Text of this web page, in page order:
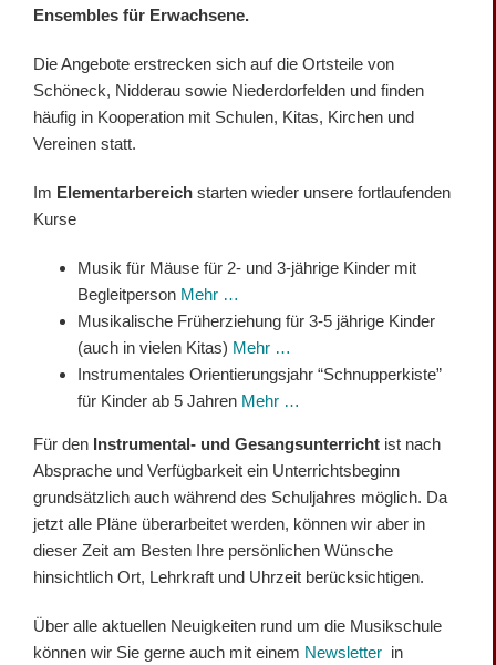
Ensembles für Erwachsene.
Die Angebote erstrecken sich auf die Ortsteile von
Schöneck, Nidderau sowie Niederdorfelden und finden
häufig in Kooperation mit Schulen, Kitas, Kirchen und
Vereinen statt.
Im Elementarbereich starten wieder unsere fortlaufenden
Kurse
Musik für Mäuse für 2- und 3-jährige Kinder mit
Begleitperson Mehr …
Musikalische Früherziehung für 3-5 jährige Kinder
(auch in vielen Kitas) Mehr …
Instrumentales Orientierungsjahr “Schnupperkiste”
für Kinder ab 5 Jahren Mehr …
Für den Instrumental- und Gesangsunterricht ist nach
Absprache und Verfügbarkeit ein Unterrichtsbeginn
grundsätzlich auch während des Schuljahres möglich. Da
jetzt alle Pläne überarbeitet werden, können wir aber in
dieser Zeit am Besten Ihre persönlichen Wünsche
hinsichtlich Ort, Lehrkraft und Uhrzeit berücksichtigen.
Über alle aktuellen Neuigkeiten rund um die Musikschule
können wir Sie gerne auch mit einem Newsletter in